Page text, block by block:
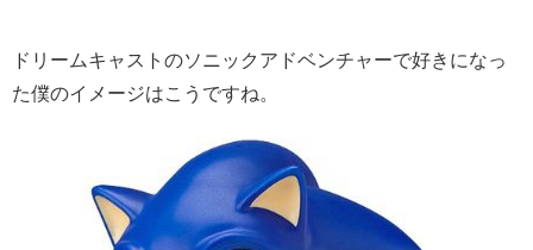
ドリームキャストのソニックアドベンチャーで好きになっ
た僕のイメージはこうですね。